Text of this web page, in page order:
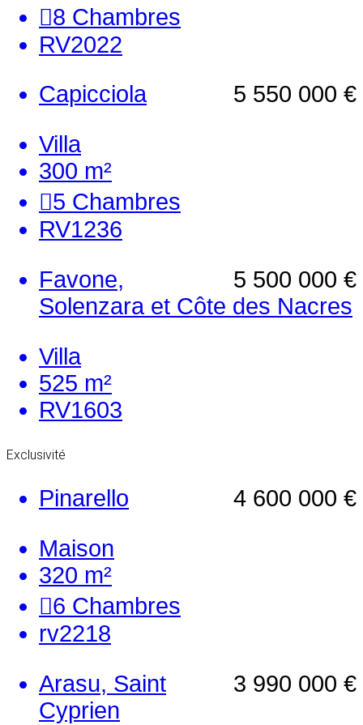
8 Chambres
RV2022
5 550 000 €
Capicciola
Villa
300 m²
5 Chambres
RV1236
5 500 000 €
Favone,
Solenzara et Côte des Nacres
Villa
525 m²
RV1603
Exclusivité
4 600 000 €
Pinarello
Maison
320 m²
6 Chambres
rv2218
3 990 000 €
Arasu, Saint
Cyprien